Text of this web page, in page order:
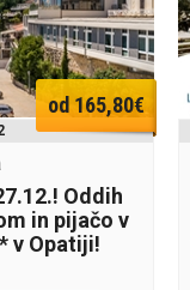
od 165,80€
Oddih
in pijačo v
v Opatiji!